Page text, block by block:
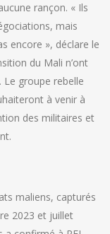
rançon. « Ils
mais
encore », déclare le
du Mali n’ont
groupe rebelle
à venir à
des militaires et
maliens, capturés
2023 et juillet